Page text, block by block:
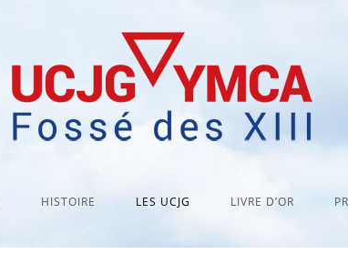
HISTOIRE LES UCJG LIVRE D’OR